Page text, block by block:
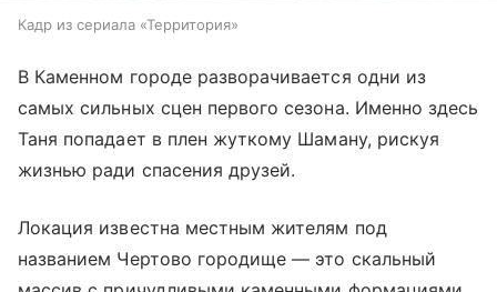
Кадр из сериала «Территория»
В Каменном городе разворачивается одни из
самых сильных сцен первого сезона. Именно здесь
Таня попадает в плен жуткому Шаману, рискуя
жизнью ради спасения друзей.
Локация известна местным жителям под
названием Чертово городище — это скальный